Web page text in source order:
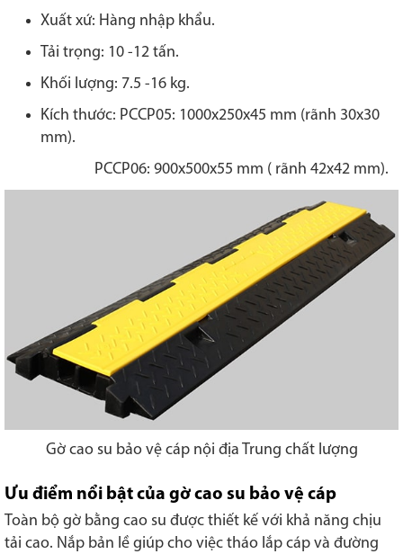
Xuất xứ: Hàng nhập khẩu.
Tải trọng: 10 -12 tấn.
Khối lượng: 7.5 -16 kg.
Kích thước: PCCP05: 1000x250x45 mm (rãnh 30x30
mm).
PCCP06: 900x500x55 mm ( rãnh 42x42 mm).
Gờ cao su bảo vệ cáp nội địa Trung chất lượng
Ưu điểm nổi bật của gờ cao su bảo vệ cáp
Toàn bộ gờ bằng cao su được thiết kế với khả năng chịu
tải cao. Nắp bản lề giúp cho việc tháo lắp cáp và đường